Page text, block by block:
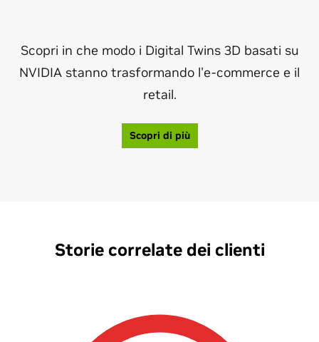
Scopri in che modo i Digital Twins 3D basati su
NVIDIA stanno trasformando l'e-commerce e il
retail.
Scopri di più
Storie correlate dei clienti